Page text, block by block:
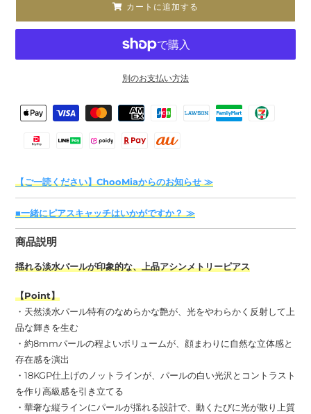
カートに追加する
別のお支払い方法
カ
ー
品
を
追
す
る
決
済
【ご一読ください】ChooMiaからのお知らせ ≫
■一緒にピアスキャッチはいかがですか？ ≫
商品説明
揺れる淡水パールが印象的な、上品アシンメトリーピアス
【Point】
・天然淡水パール特有のなめらかな艶が、光をやわらかく反射して上
品な輝きを生む
・約8mmパールの程よいボリュームが、顔まわりに自然な立体感と
存在感を演出
・18KGP仕上げのノットラインが、パールの白い光沢とコントラスト
を作り高級感を引き立てる
・華奢な縦ラインにパールが揺れる設計で、動くたびに光が散り上質